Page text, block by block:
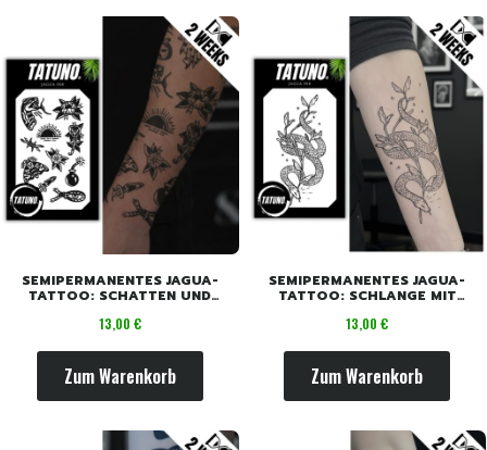
SEMIPERMANENTES JAGUA-
TATTOO: SCHATTEN UND
Preis
13,00 €
Zum Warenkorb
SEMIPERMANENTES JAGUA-
TATTOO: SCHLANGE MIT
11CM]
Preis
13,00 €
Zum Warenkorb